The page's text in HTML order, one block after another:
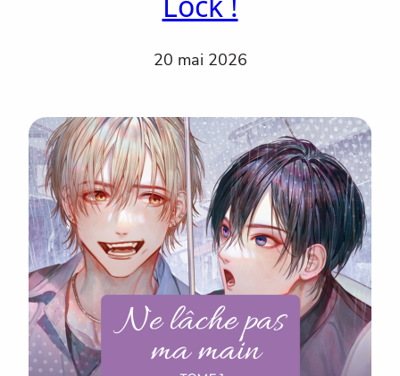
20 mai 2026